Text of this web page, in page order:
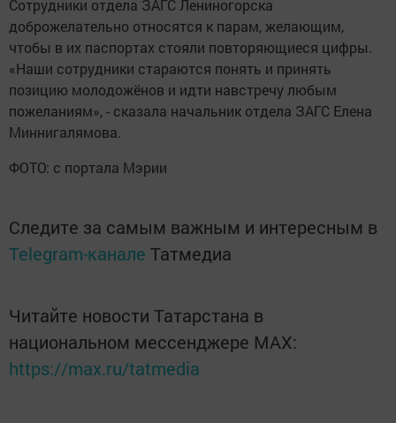
Сотрудники отдела ЗАГС Лениногорска
доброжелательно относятся к парам, желающим,
чтобы в их паспортах стояли повторяющиеся цифры.
«Наши сотрудники стараются понять и принять
позицию молодожёнов и идти навстречу любым
пожеланиям», - сказала начальник отдела ЗАГС Елена
Миннигалямова.
ФОТО: с портала Мэрии
Следите за самым важным и интересным в
Telegram-канале Татмедиа
Читайте новости Татарстана в
национальном мессенджере MАХ:
https://max.ru/tatmedia